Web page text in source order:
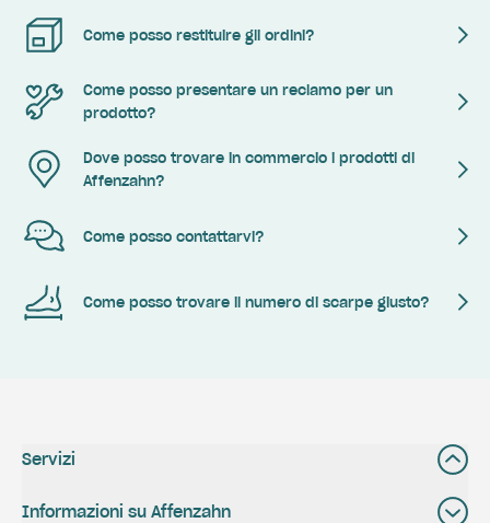
Come posso restituire gli ordini?
Come posso presentare un reclamo per un
prodotto?
Dove posso trovare in commercio i prodotti di
Affenzahn?
Come posso contattarvi?
Come posso trovare il numero di scarpe giusto?
Servizi
Informazioni su Affenzahn